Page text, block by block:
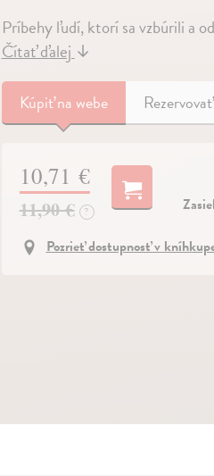
Príbehy ľudí, ktorí sa vzbúrili a
Čítať ďalej↓
Kúpiťna webe
10,71 €
11,90 € ?
Pozrieť dostupnosť v